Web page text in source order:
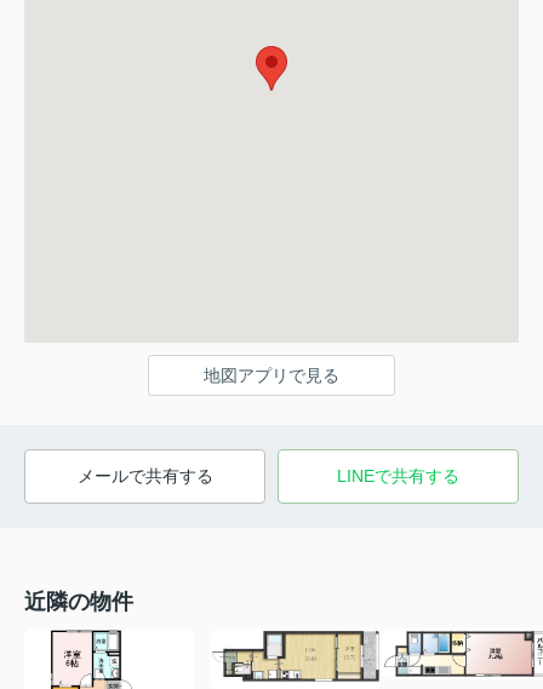
地図アプリで見る
メールで共有する LINEで共有する
近隣の物件